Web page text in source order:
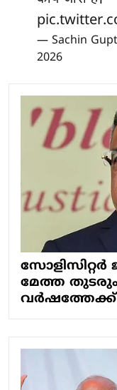
— Sachin
2026
മേത്ത
വര്‍ഷത്തേക്ക്